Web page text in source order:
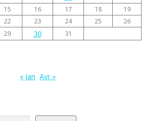
15 16 17 18
19
22 23 24 25
26
29 30 31
« Jan Avr »